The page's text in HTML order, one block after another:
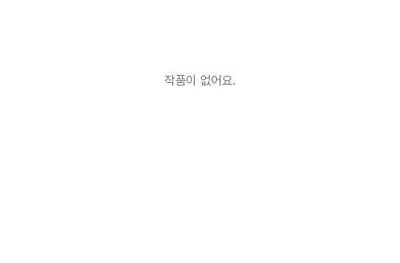
작품이 없어요.